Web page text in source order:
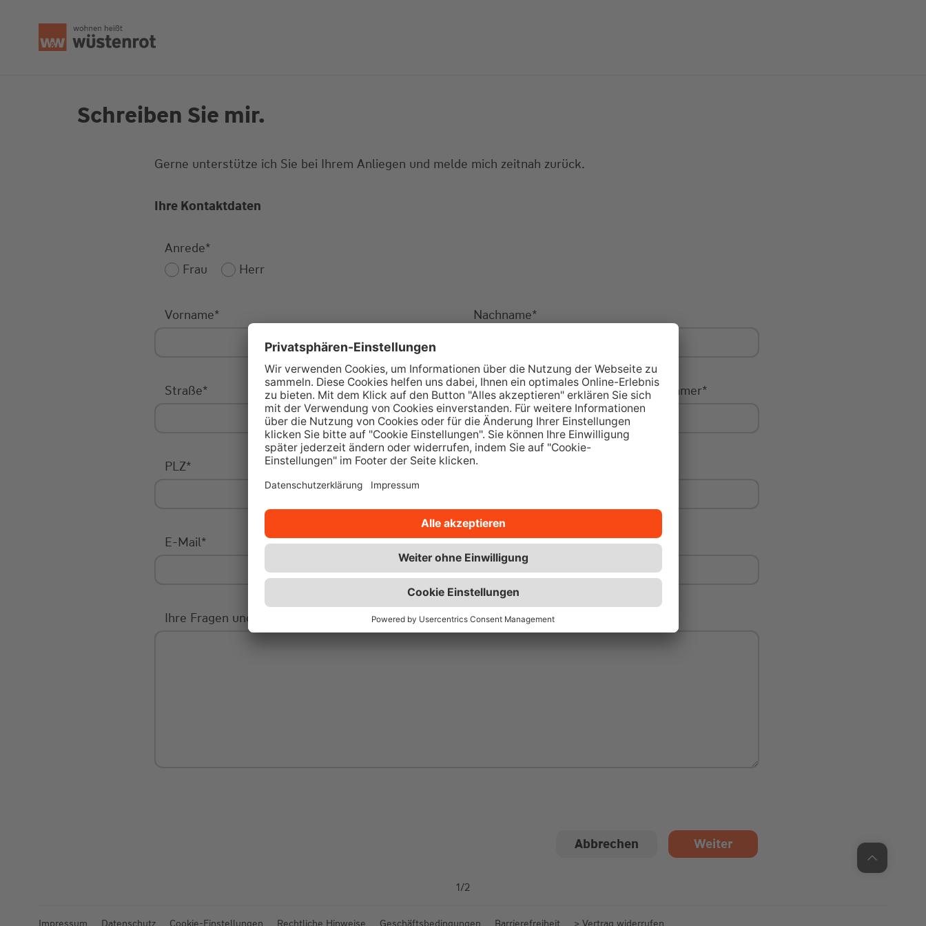
Schreiben Sie mir.
Gerne unterstütze ich Sie bei Ihrem Anliegen und melde mich zeitnah zurück.
Ihre Kontaktdaten
Anrede*
Frau
Herr
Vorname* Nachname*
Straße* Hausnummer*
PLZ* Ort *
E-Mail* Telefon*
Ihre Fragen und Mitteilungen
1/2
Impressum Datenschutz Cookie-Einstellungen Rechtliche Hinweise Geschäftsbedingungen Barrierefreiheit > Vertrag widerrufen